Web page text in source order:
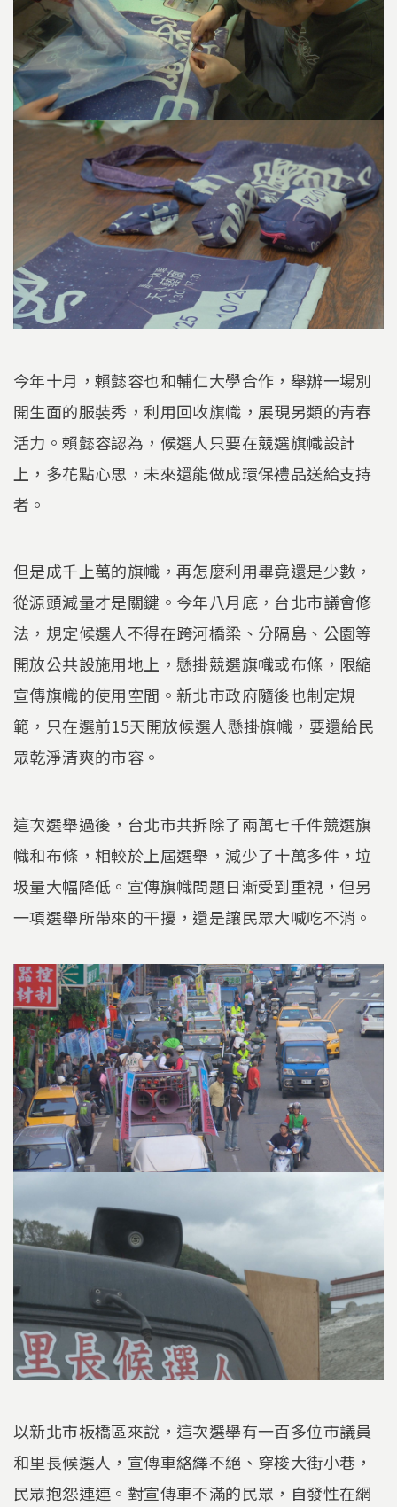
今年十月，賴懿容也和輔仁大學合作，舉辦一場別
開生面的服裝秀，利用回收旗幟，展現另類的青春
活力。賴懿容認為，候選人只要在競選旗幟設計
上，多花點心思，未來還能做成環保禮品送給支持
者。
但是成千上萬的旗幟，再怎麼利用畢竟還是少數，
從源頭減量才是關鍵。今年八月底，台北市議會修
法，規定候選人不得在跨河橋梁、分隔島、公園等
開放公共設施用地上，懸掛競選旗幟或布條，限縮
宣傳旗幟的使用空間。新北市政府隨後也制定規
範，只在選前15天開放候選人懸掛旗幟，要還給民
眾乾淨清爽的市容。
這次選舉過後，台北市共拆除了兩萬七千件競選旗
幟和布條，相較於上屆選舉，減少了十萬多件，垃
圾量大幅降低。宣傳旗幟問題日漸受到重視，但另
一項選舉所帶來的干擾，還是讓民眾大喊吃不消。
以新北市板橋區來說，這次選舉有一百多位市議員
和里長候選人，宣傳車絡繹不絕、穿梭大街小巷，
民眾抱怨連連。對宣傳車不滿的民眾，自發性在網